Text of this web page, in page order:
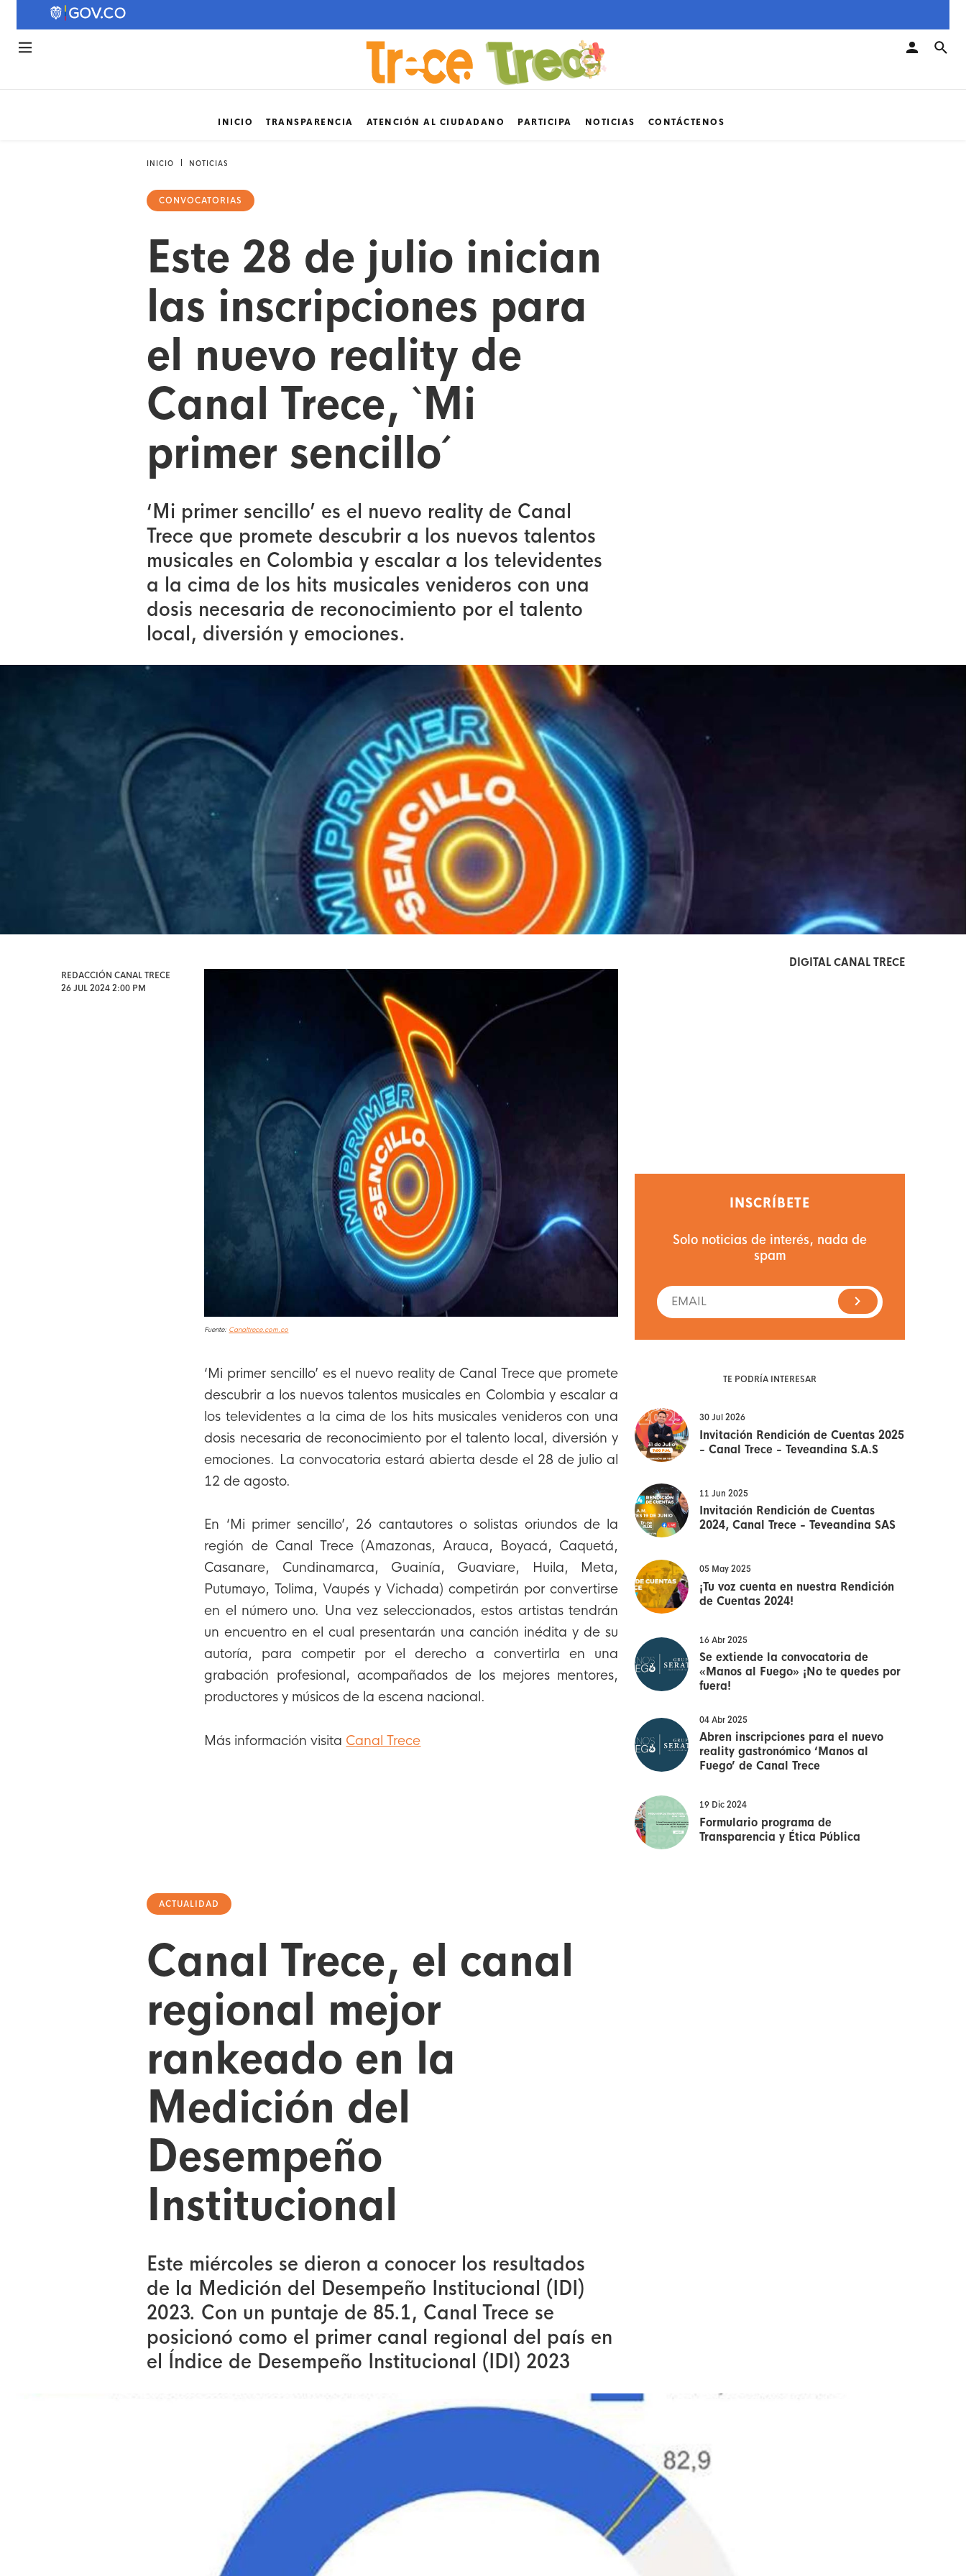
INICIO TRANSPARENCIA ATENCIÓN AL CIUDADANO PARTICIPA NOTICIAS CONTÁCTENOS
INICIO NOTICIAS
CONVOCATORIAS
Este 28 de julio inician
las inscripciones para
el nuevo reality de
Canal Trece, `Mi
primer sencillo´
‘Mi primer sencillo’ es el nuevo reality de Canal
Trece que promete descubrir a los nuevos talentos
musicales en Colombia y escalar a los televidentes
a la cima de los hits musicales venideros con una
dosis necesaria de reconocimiento por el talento
local, diversión y emociones.
DIGITAL CANAL TRECE
REDACCIÓN CANAL TRECE
26 JUL 2024 2:00 PM
Fuente: Canaltrece.com.co
‘Mi primer sencillo’ es el nuevo reality de Canal Trece que promete
descubrir a los nuevos talentos musicales en Colombia y escalar a
los televidentes a la cima de los hits musicales venideros con una
dosis necesaria de reconocimiento por el talento local, diversión y
emociones. La convocatoria estará abierta desde el 28 de julio al
12 de agosto.
En ‘Mi primer sencillo’, 26 cantautores o solistas oriundos de la
región de Canal Trece (Amazonas, Arauca, Boyacá, Caquetá,
Casanare, Cundinamarca, Guainía, Guaviare, Huila, Meta,
Putumayo, Tolima, Vaupés y Vichada) competirán por convertirse
en el número uno. Una vez seleccionados, estos artistas tendrán
un encuentro en el cual presentarán una canción inédita y de su
autoría, para competir por el derecho a convertirla en una
grabación profesional, acompañados de los mejores mentores,
productores y músicos de la escena nacional.
Más información visita Canal Trece
INSCRÍBETE
Solo noticias de interés, nada de
spam
TE PODRÍA INTERESAR
30 Jul 2026
Invitación Rendición de Cuentas 2025
- Canal Trece - Teveandina S.A.S
11 Jun 2025
Invitación Rendición de Cuentas
2024, Canal Trece - Teveandina SAS
05 May 2025
¡Tu voz cuenta en nuestra Rendición
de Cuentas 2024!
16 Abr 2025
Se extiende la convocatoria de
«Manos al Fuego» ¡No te quedes por
fuera!
04 Abr 2025
Abren inscripciones para el nuevo
reality gastronómico ‘Manos al
Fuego’ de Canal Trece
19 Dic 2024
Formulario programa de
Transparencia y Ética Pública
ACTUALIDAD
Canal Trece, el canal
regional mejor
rankeado en la
Medición del
Desempeño
Institucional
Este miércoles se dieron a conocer los resultados
de la Medición del Desempeño Institucional (IDI)
2023. Con un puntaje de 85.1, Canal Trece se
posicionó como el primer canal regional del país en
el Índice de Desempeño Institucional (IDI) 2023